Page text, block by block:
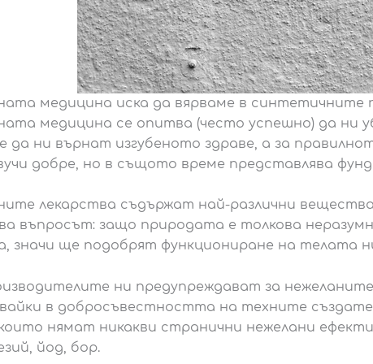
медицина иска да вярваме в синтетичните
медицина се опитва (често успешно) да ни
да ни върнат изгубеното здраве, а за
добре, но в същото време представлява
лекарства съдържат най-различни
въпросът: защо природата е толкова
значи ще подобрят функциониране на телата
ни предупреждават за
в добросъвестността на техните
нямат никакви странични нежелани
йод, бор.